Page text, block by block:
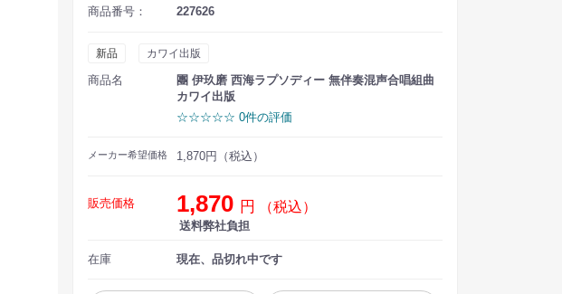
商品番号： 227626
新品 カワイ出版
商品名
團 伊玖磨 西海ラプソディー 無伴奏混声合唱組曲
カワイ出版
☆☆☆☆☆ 0件の評価
メーカー希望価格 1,870円（税込）
販売価格 1,870 円 （税込）
送料弊社負担
在庫 現在、品切れ中です